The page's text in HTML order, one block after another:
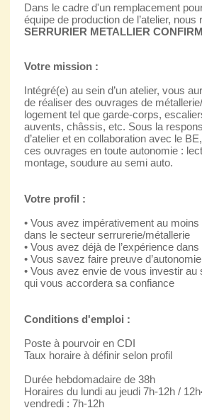
Dans le cadre d'un remplacement
équipe de production de l’atelier,
SERRURIER METALLIER
Votre mission :
Intégré(e) au sein d’un atelier, vous
de réaliser des ouvrages de
logement tel que garde-corps,
auvents, châssis, etc. Sous la
d’atelier et en collaboration avec le
ces ouvrages en toute autonomie :
montage, soudure au semi auto.
Votre profil :
• Vous avez impérativement au
dans le secteur serrurerie/métallerie
• Vous avez déjà de l’expérience
• Vous savez faire preuve d’autonomie
• Vous avez envie de vous investir au
qui vous accordera sa confiance
Conditions d'emploi :
Poste à pourvoir en CDI
Taux horaire à définir selon profil
Durée hebdomadaire de 38h
Horaires du lundi au jeudi 7h-12h /
vendredi : 7h-12h